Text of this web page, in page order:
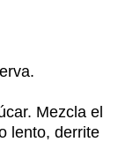
Mezcla el
lento, derrite